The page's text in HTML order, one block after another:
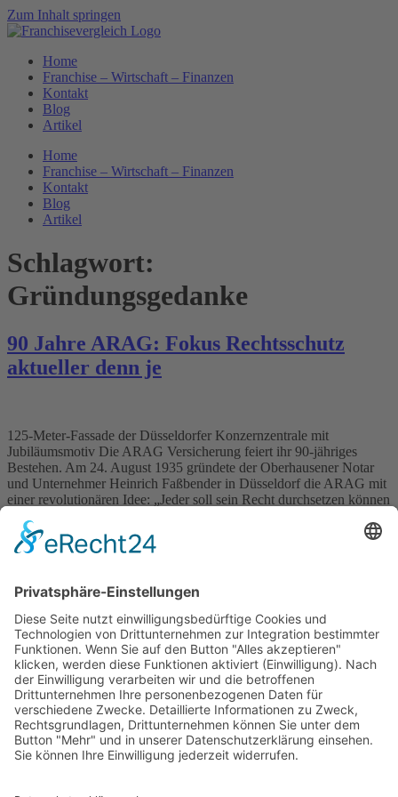
Zum Inhalt springen
Home
Franchise – Wirtschaft – Finanzen
Kontakt
Blog
Artikel
Home
Franchise – Wirtschaft – Finanzen
Kontakt
Blog
Artikel
Schlagwort:
Gründungsgedanke
90 Jahre ARAG: Fokus Rechtsschutz
aktueller denn je
125-Meter-Fassade der Düsseldorfer Konzernzentrale mit
Jubiläumsmotiv Die ARAG Versicherung feiert ihr 90-jähriges
Bestehen. Am 24. August 1935 gründete der Oberhausener Notar
und Unternehmer Heinrich Faßbender in Düsseldorf die ARAG mit
einer revolutionären Idee: „Jeder soll sein Recht durchsetzen können
Gründungsgedanke war ein Meilenstein in der Versicherungswelt.
Heute, 90 […]
Impressum
Datenschutz
Kooperation
Werbung
Presse- und Öffentlichkeitsarbeit
Aktuelles